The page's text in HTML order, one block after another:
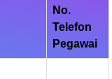
No.
Telefon
Pegawai